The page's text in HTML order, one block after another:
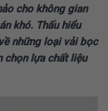
cho không gian
khó. Thấu hiểu
những loại vải bọc
chọn lựa chất liệu